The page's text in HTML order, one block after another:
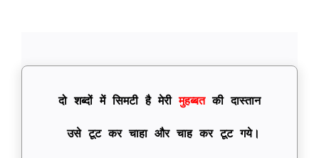
दो शब्दों में सिमटी है मेरीमुहब्बतकी दास्तान
उसे टूट कर चाहा और चाह कर टूट गये।